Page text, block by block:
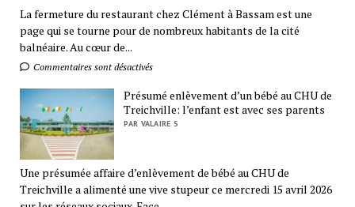
La fermeture du restaurant chez Clément à Bassam est une
page qui se tourne pour de nombreux habitants de la cité
balnéaire. Au cœur de...
Commentaires sont désactivés
Présumé enlèvement d’un bébé au CHU de
Treichville: l’enfant est avec ses parents
PAR VALAIRE S
Une présumée affaire d’enlèvement de bébé au CHU de
Treichville a alimenté une vive stupeur ce mercredi 15 avril 2026